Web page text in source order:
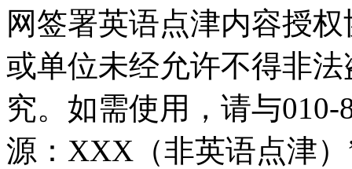
网签署英语点津内容授
或单位未经允许不得非
究。如需使用，请与010-
源：XXX（非英语点津